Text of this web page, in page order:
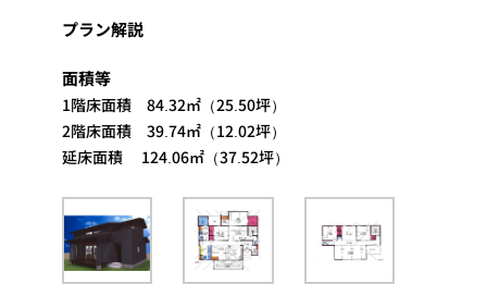
プラン解説
面積等
1階床面積 84.32㎡（25.50坪）
2階床面積 39.74㎡（12.02坪）
延床面積 124.06㎡（37.52坪）